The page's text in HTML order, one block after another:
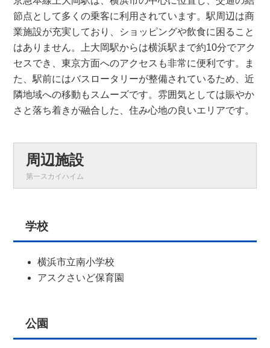
節点として多くの乗客に利用されています。駅周辺は商
業施設が充実しており、ショッピングや飲食に困ること
はありません。上大岡駅からは横浜駅まで約10分でアク
セスでき、東京方面へのアクセスも非常に便利です。ま
た、駅前にはバスロータリーが整備されているため、近
隣地域への移動もスムーズです。雰囲気としては賑やか
さと落ち着きが融合した、住み心地の良いエリアです。
周辺施設
第一スカイハイム
学校
横浜市立南小学校
アスクさいど保育園
公園